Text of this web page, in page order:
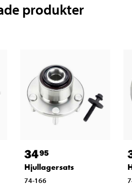
produkter
3495
Hjullagersats
74-166